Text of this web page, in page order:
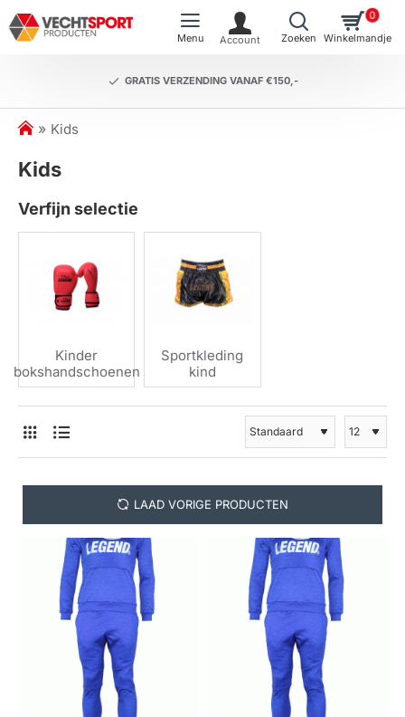
GRATIS VERZENDING VANAF €150,-
0
h
m
Kids
Kids
Verfijn selectie
Kinder
bokshandschoenen
Sportkleding
kind
LAAD VORIGE PRODUCTEN